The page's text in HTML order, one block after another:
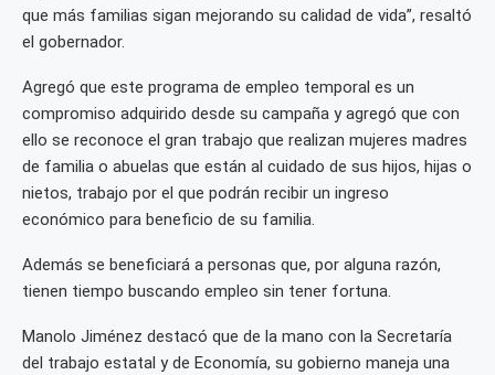
que más familias sigan mejorando su calidad de vida”, resaltó
el gobernador.
Agregó que este programa de empleo temporal es un
compromiso adquirido desde su campaña y agregó que con
ello se reconoce el gran trabajo que realizan mujeres madres
de familia o abuelas que están al cuidado de sus hijos, hijas o
nietos, trabajo por el que podrán recibir un ingreso
económico para beneficio de su familia.
Además se beneficiará a personas que, por alguna razón,
tienen tiempo buscando empleo sin tener fortuna.
Manolo Jiménez destacó que de la mano con la Secretaría
del trabajo estatal y de Economía, su gobierno maneja una